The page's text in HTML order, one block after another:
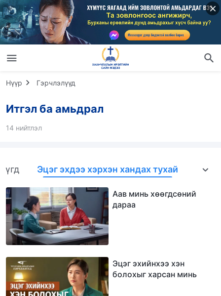
Нүүр Гэрчлэлүүд
Итгэл ба амьдрал
14 нийтлэл
Бүгд Эцэг эхдээ хэрхэн хандах тухай
Аав минь хөөгдсөний
дараа
Эцэг эхийнхээ хэн
болохыг харсан минь